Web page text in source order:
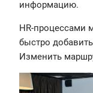
информацию.
HR-процессами
быстро
Изменить